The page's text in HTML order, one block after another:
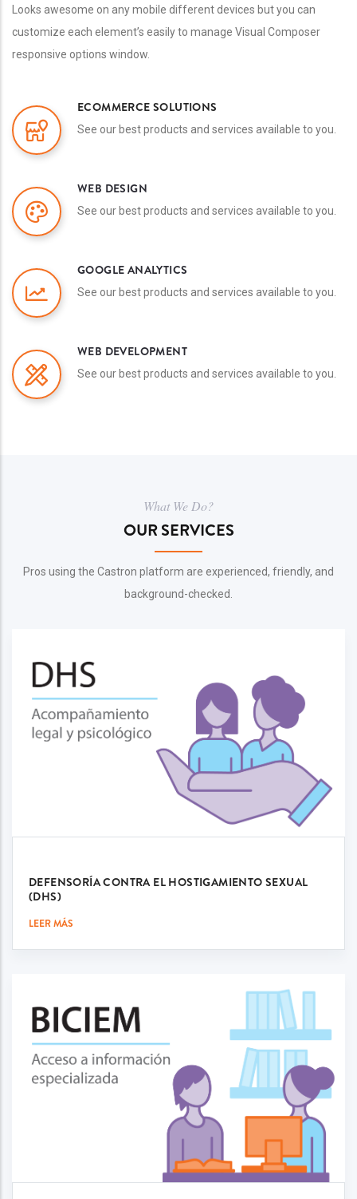
Looks awesome on any mobile different devices but you can
customize each element’s easily to manage Visual Composer
responsive options window.
ECOMMERCE SOLUTIONS
See our best products and services available to you.
WEB DESIGN
See our best products and services available to you.
GOOGLE ANALYTICS
See our best products and services available to you.
WEB DEVELOPMENT
See our best products and services available to you.
What We Do?
OUR SERVICES
Pros using the Castron platform are experienced, friendly, and
background-checked.
DEFENSORÍA CONTRA EL HOSTIGAMIENTO SEXUAL
(DHS)
LEER MÁS